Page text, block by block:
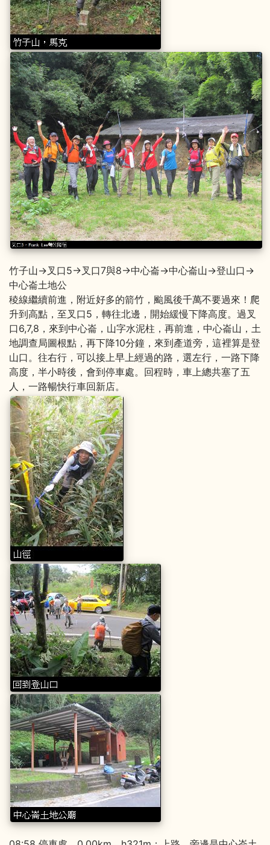
竹子山→叉口5→叉口7與8→中心崙→中心崙山→登山口→
中心崙土地公
稜線繼續前進，附近好多的箭竹，颱風後千萬不要過來！爬
升到高點，至叉口5，轉往北邊，開始緩慢下降高度。過叉
口6,7,8，來到中心崙，山字水泥柱，再前進，中心崙山，土
地調查局圖根點，再下降10分鐘，來到產道旁，這裡算是登
山口。往右行，可以接上早上經過的路，選左行，一路下降
高度，半小時後，會到停車處。回程時，車上總共塞了五
人，一路暢快行車回新店。